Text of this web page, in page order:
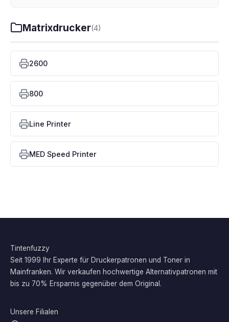
Matrixdrucker(4)
2600
800
Line Printer
MED Speed Printer
Tintenfuzzy
Seit 1999 Ihr Experte für Druckerpatronen und Toner in
Mainfranken. Wir verkaufen hochwertige Alternativpatronen mit
bis zu 70% Ersparnis gegenüber dem Original.
Unsere Filialen